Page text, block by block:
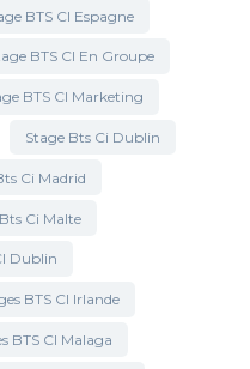
BTS CI Espagne
BTS CI En Groupe
BTS CI Marketing
Stage Bts Ci Dublin
Ci Madrid
Ci Malte
Dublin
BTS CI Irlande
BTS CI Malaga